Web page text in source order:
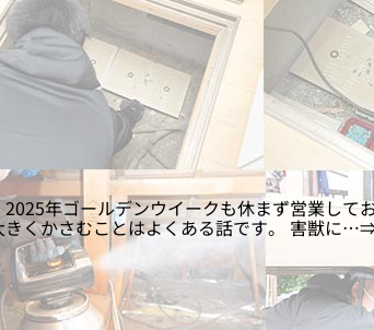
年ゴールデンウイークも休まず営業して
くかさむことはよくある話です。 害獣に